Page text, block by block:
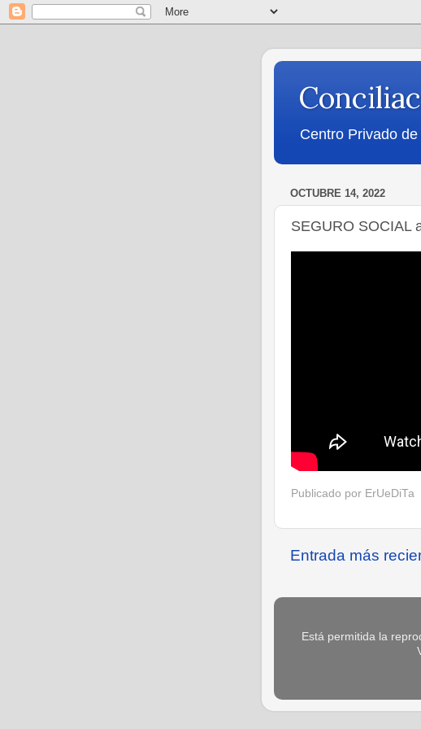
Centro Privado
OCTUBRE 14, 2022
SEGURO SOCIAL
Publicado por ErUeDiTa
Entrada más
Está permitida la